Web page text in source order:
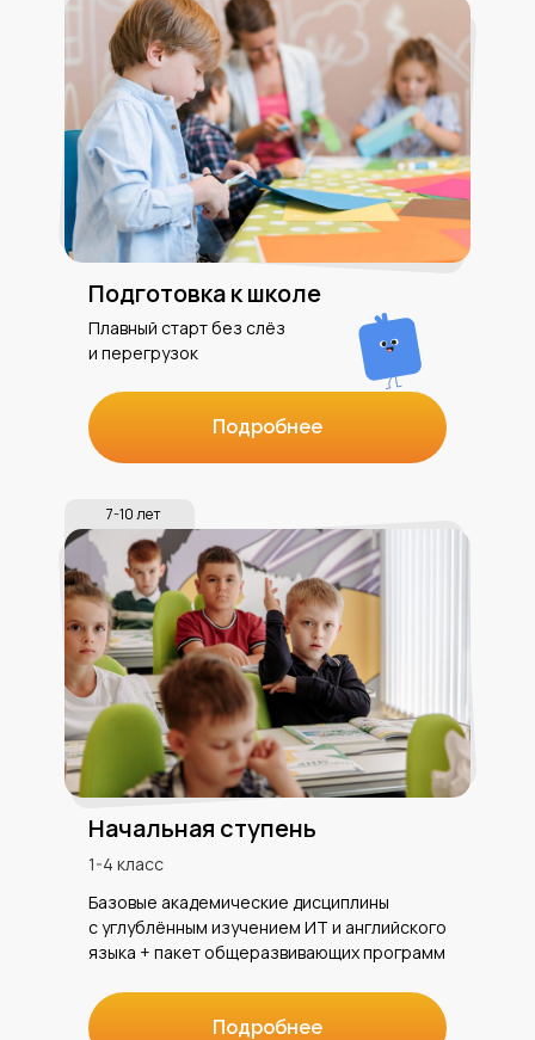
Подготовка к школе
Плавный старт без слёз
и перегрузок
Начальная ступень
Базовые академические дисциплины
с углублённым изучением ИТ и английского
языка + пакет общеразвивающих программ
1-4 класс
7-10 лет
Подробнее
Подробнее